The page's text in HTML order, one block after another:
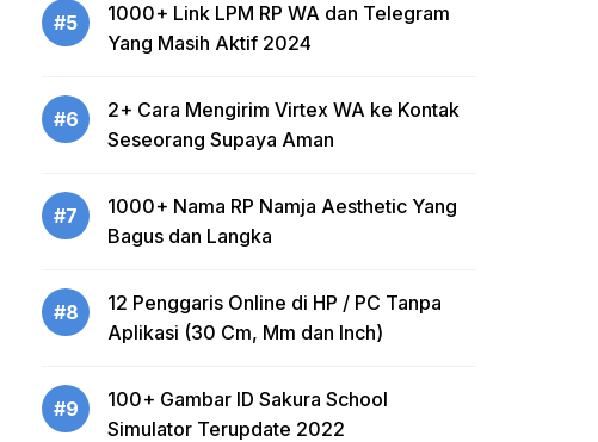
#5
1000+ Link LPM RP WA dan Telegram
Yang Masih Aktif 2024
#6
2+ Cara Mengirim Virtex WA ke Kontak
Seseorang Supaya Aman
#7
1000+ Nama RP Namja Aesthetic Yang
Bagus dan Langka
#8
12 Penggaris Online di HP / PC Tanpa
Aplikasi (30 Cm, Mm dan Inch)
#9
100+ Gambar ID Sakura School
Simulator Terupdate 2022